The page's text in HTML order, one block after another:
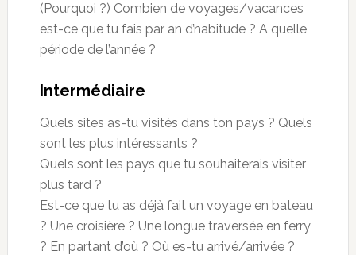
(Pourquoi ?) Combien de voyages/vacances
est-ce que tu fais par an d’habitude ? A quelle
période de l’année ?
Intermédiaire
Quels sites as-tu visités dans ton pays ? Quels
sont les plus intéressants ?
Quels sont les pays que tu souhaiterais visiter
plus tard ?
Est-ce que tu as déjà fait un voyage en bateau
? Une croisière ? Une longue traversée en ferry
? En partant d’où ? Où es-tu arrivé/arrivée ?